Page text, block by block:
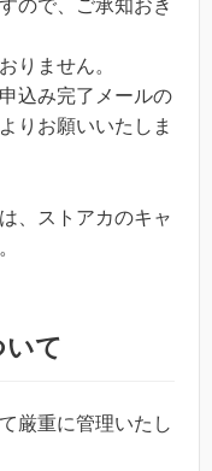
ので、ご承知おき
りません。
込み完了メールの
りお願いいたしま
、ストアカのキャ
いて
厳重に管理いたし